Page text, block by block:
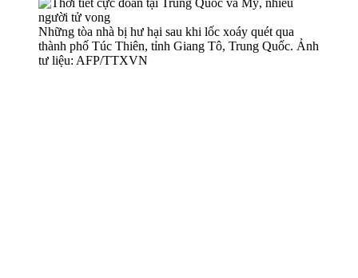
Những tòa nhà bị hư hại sau khi lốc xoáy quét qua
thành phố Túc Thiên, tỉnh Giang Tô, Trung Quốc. Ảnh
tư liệu: AFP/TTXVN